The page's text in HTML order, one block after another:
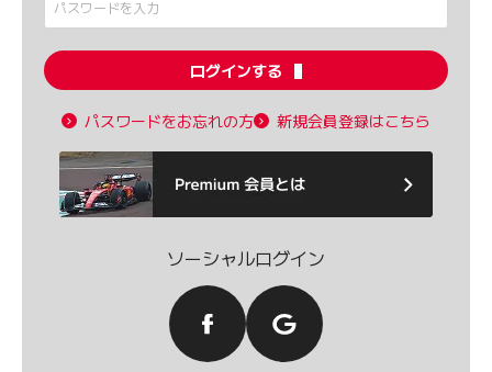
ログインする
パスワードをお忘れの方 新規会員登録はこちら
ソーシャルログイン